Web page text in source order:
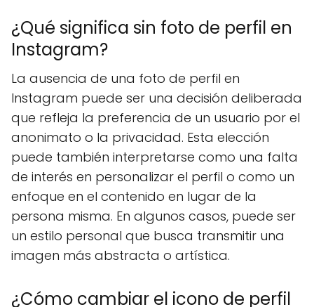
¿Qué significa sin foto de perfil en
Instagram?
La ausencia de una foto de perfil en
Instagram puede ser una decisión deliberada
que refleja la preferencia de un usuario por el
anonimato o la privacidad. Esta elección
puede también interpretarse como una falta
de interés en personalizar el perfil o como un
enfoque en el contenido en lugar de la
persona misma. En algunos casos, puede ser
un estilo personal que busca transmitir una
imagen más abstracta o artística.
¿Cómo cambiar el icono de perfil